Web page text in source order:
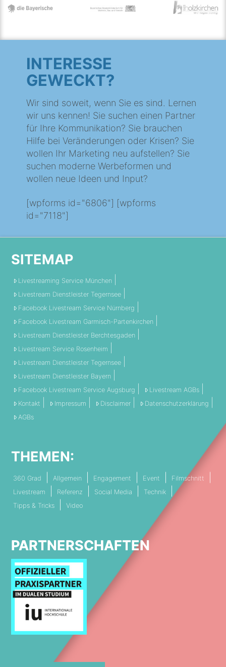
INTERESSE
GEWECKT?
Wir sind soweit, wenn Sie es sind. Lernen
wir uns kennen! Sie suchen einen Partner
für Ihre Kommunikation? Sie brauchen
Hilfe bei Veränderungen oder Krisen? Sie
wollen Ihr Marketing neu aufstellen? Sie
suchen moderne Werbeformen und
wollen neue Ideen und Input?
[wpforms id="6806"] [wpforms
id="7118"]
SITEMAP
Livestreaming Service München
Livestream Dienstleister Tegernsee
Facebook Livestream Service Nürnberg
Facebook Livestream Garmisch-Partenkirchen
Livestream Dienstleister Berchtesgaden
Livestream Service Rosenheim
Livestream Dienstleister Tegernsee
Livestream Dienstleister Bayern
Facebook Livestream Service Augsburg
Livestream AGBs
Kontakt
Impressum Disclaimer
Datenschutzerklärung
AGBs
THEMEN:
360 Grad Allgemein Engagement Event
Filmschnitt
Livestream
Referenz Social Media
Technik
Tipps & Tricks
Video
PARTNERSCHAFTEN